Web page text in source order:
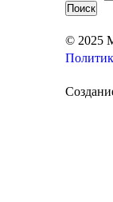
© 2025